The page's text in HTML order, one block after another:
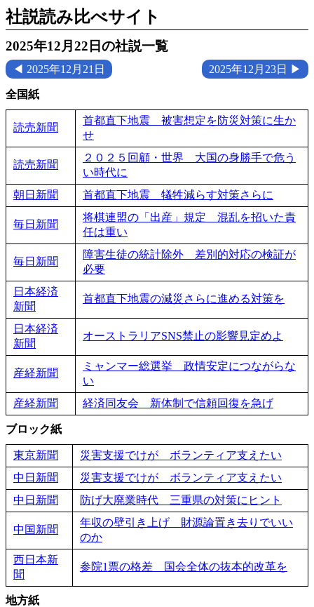
社説読み比べサイト
2025年12月22日の社説一覧
◀ 2025年12月21日 2025年12月23日 ▶
全国紙
読売新聞
首都直下地震 被害想定を防災対策に生か
せ
読売新聞
２０２５回顧・世界 大国の身勝手で危う
い時代に
朝日新聞
首都直下地震 犠牲減らす対策さらに
毎日新聞
将棋連盟の「出産」規定 混乱を招いた責
任は重い
毎日新聞
障害生徒の統計除外 差別的対応の検証が
必要
日本経済
新聞
首都直下地震の減災さらに進める対策を
日本経済
新聞
オーストラリアSNS禁止の影響見定めよ
産経新聞
ミャンマー総選挙 政情安定につながらな
い
産経新聞
経済同友会 新体制で信頼回復を急げ
ブロック紙
東京新聞
災害支援でけが ボランティア支えたい
中日新聞
災害支援でけが ボランティア支えたい
中日新聞
防げ大廃業時代 三重県の対策にヒント
中国新聞
年収の壁引き上げ 財源論置き去りでいい
のか
西日本新
聞
参院1票の格差 国会全体の抜本的改革を
地方紙